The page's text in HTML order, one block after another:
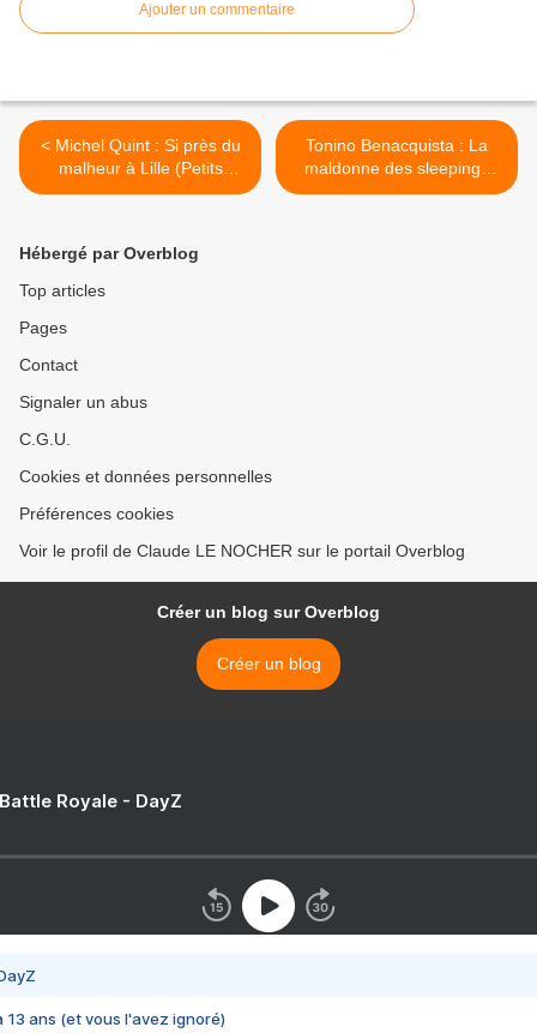
Ajouter un commentaire
< Michel Quint : Si près du
malheur à Lille (Petits
polars du monde, 2015)
Tonino Benacquista : La
maldonne des sleepings
(Série Noire, 1989) >
Hébergé par Overblog
Top articles
Pages
Contact
Signaler un abus
C.G.U.
Cookies et données personnelles
Préférences cookies
Voir le profil de Claude LE NOCHER sur le portail Overblog
Créer un blog sur Overblog
Créer un blog
Royale - DayZ
13 ans (et vous l'avez ignoré)